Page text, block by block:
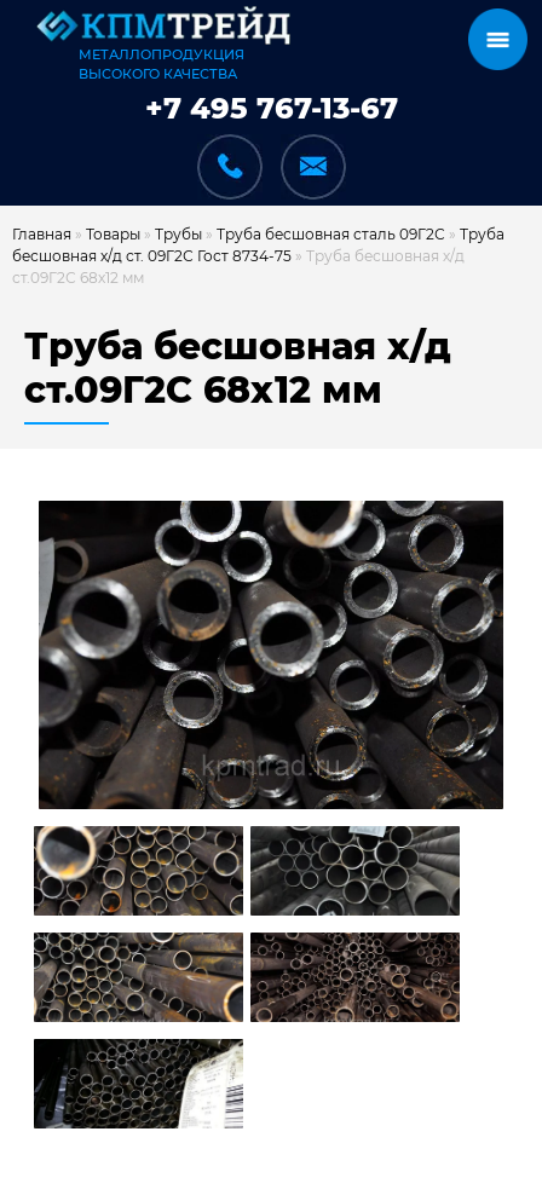
МЕТАЛЛОПРОДУКЦИЯ
ВЫСОКОГО КАЧЕСТВА
+7 495 767-13-67
ДОСТАВКА И ОПЛАТА
НАШИ ОБЪЕКТЫ
ОТЗЫВЫ
О НАС
БЛОГ
КОНТАКТЫ
Главная » Товары » Трубы » Труба бесшовная сталь 09Г2С » Труба
бесшовная х/д ст. 09Г2С Гост 8734-75 » Труба бесшовная х/д
ст.09Г2С 68х12 мм
Труба бесшовная х/д
ст.09Г2С 68х12 мм